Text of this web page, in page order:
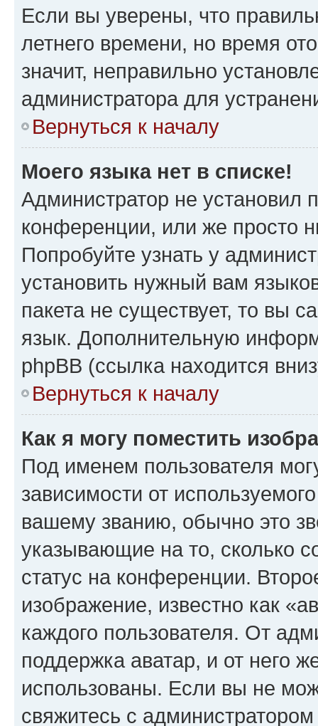
Если вы уверены, что
летнего времени, но время
значит, неправильно
администратора для
Вернуться к началу
Моего языка нет в списке!
Администратор не установил
конференции, или же просто
Попробуйте узнать у
установить нужный вам
пакета не существует, то вы
язык. Дополнительную
phpBB (ссылка находится
Вернуться к началу
Как я могу поместить
Под именем пользователя
зависимости от
вашему званию, обычно это
указывающие на то, сколько
статус на конференции.
изображение, известно как
каждого пользователя. От
поддержка аватар, и от него
использованы. Если вы не
свяжитесь с